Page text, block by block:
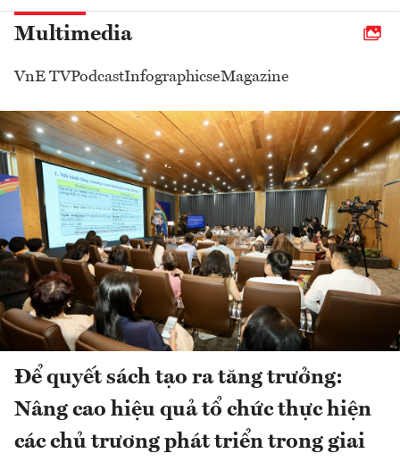
Multimedia
VnE TVPodcastInfographicseMagazine
Để quyết sách tạo ra tăng trưởng:
Nâng cao hiệu quả tổ chức thực hiện
các chủ trương phát triển trong giai